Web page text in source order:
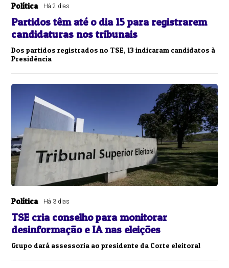
Política Há 2 dias
Partidos têm até o dia 15 para registrarem
candidaturas nos tribunais
Dos partidos registrados no TSE, 13 indicaram candidatos à
Presidência
Política Há 3 dias
TSE cria conselho para monitorar
desinformação e IA nas eleições
Grupo dará assessoria ao presidente da Corte eleitoral